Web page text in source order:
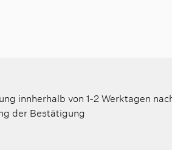
innherhalb von 1-2 Werktagen
der Bestätigung